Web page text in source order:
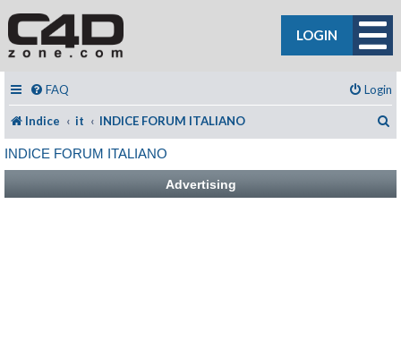
LOGIN
FAQ Login
Indice it INDICE FORUM ITALIANO
INDICE FORUM ITALIANO
Advertising